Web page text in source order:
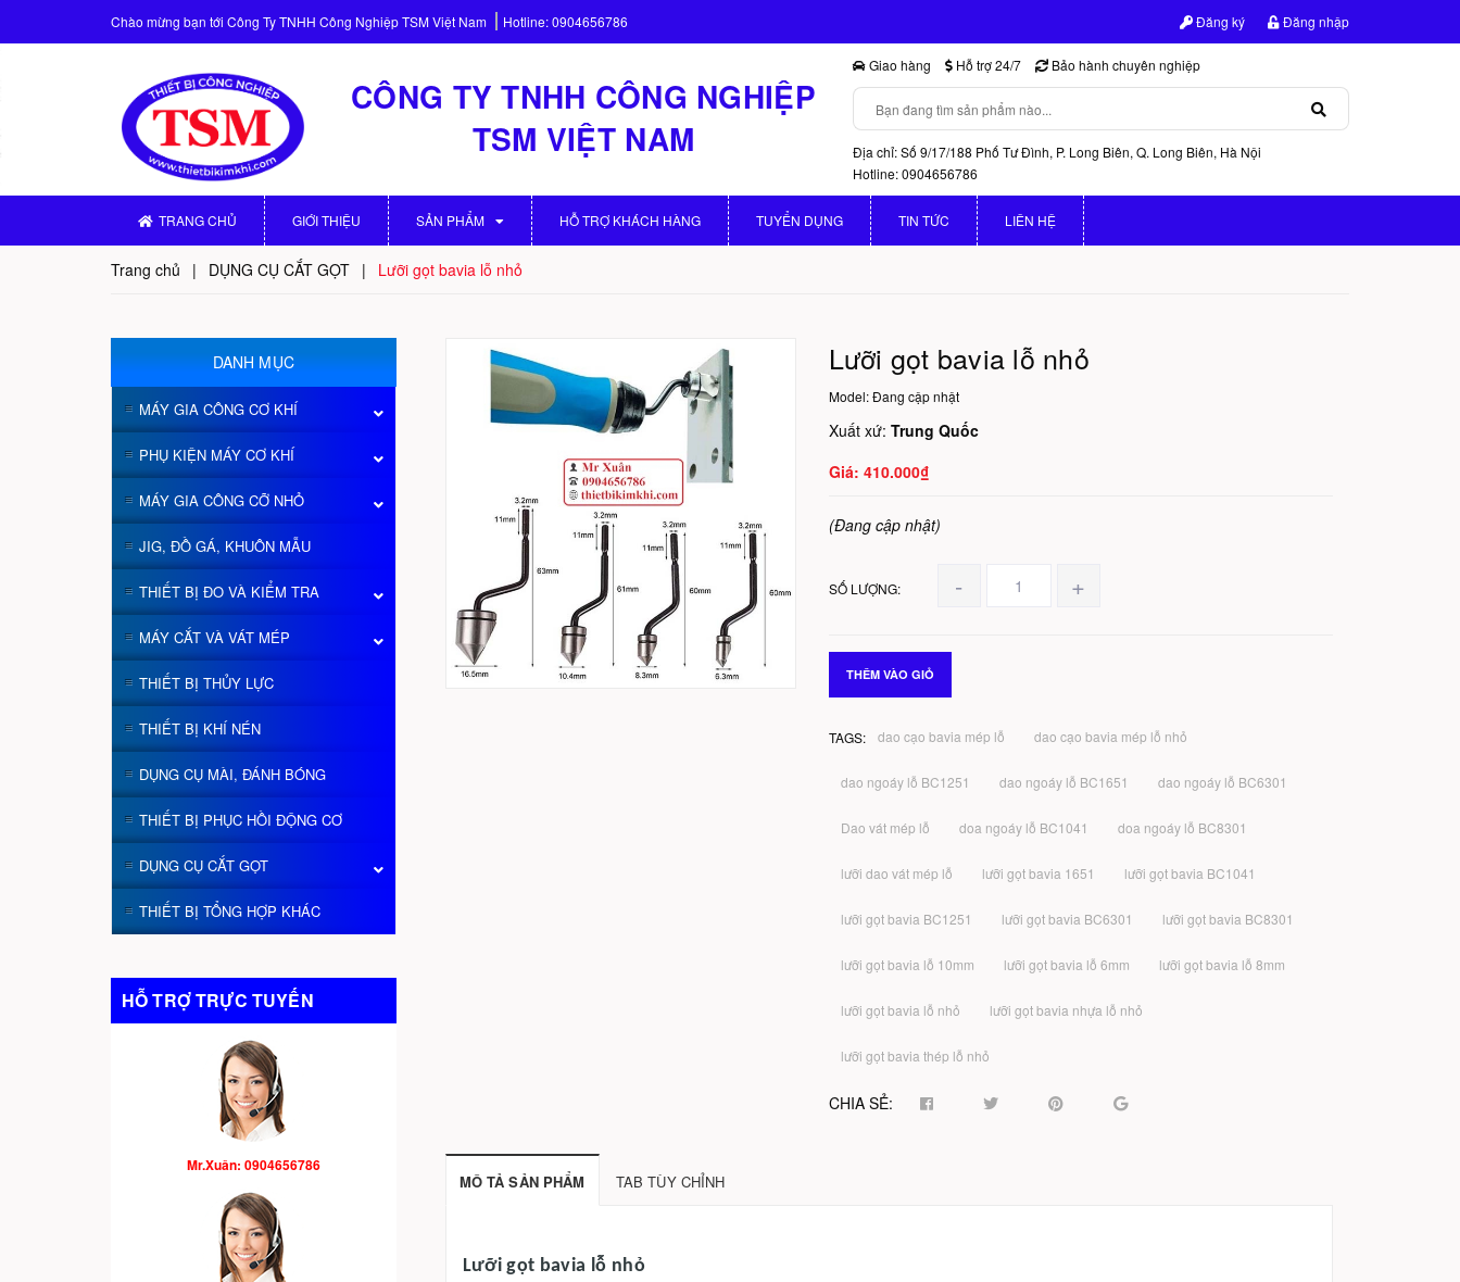
Chào mừng bạn tới Công Ty TNHH Công Nghiệp TSM Việt Nam Hotline:0904656786 Đăng ký Đăng nhập
CÔNG TY TNHH CÔNG NGHIỆP
TSM VIỆT NAM
Giao hàng Hỗ trợ 24/7 Bảo hành chuyên nghiệp
Địa chỉ: Số 9/17/188 Phố Tư Đình, P. Long Biên, Q. Long Biên, Hà Nội
Hotline: 0904656786
TRANG CHỦ GIỚI THIỆU SẢN PHẨM HỖ TRỢ KHÁCH HÀNG TUYỂN DỤNG TIN TỨC LIÊN HỆ
Trang chủ | DỤNG CỤ CẮT GỌT | Lưỡi gọt bavia lỗ nhỏ
DANH MỤC
MÁY GIA CÔNG CƠ KHÍ
PHỤ KIỆN MÁY CƠ KHÍ
MÁY GIA CÔNG CỠ NHỎ
JIG, ĐỒ GÁ, KHUÔN MẪU
THIẾT BỊ ĐO VÀ KIỂM TRA
MÁY CẮT VÀ VÁT MÉP
THIẾT BỊ THỦY LỰC
THIẾT BỊ KHÍ NÉN
DỤNG CỤ MÀI, ĐÁNH BÓNG
THIẾT BỊ PHỤC HỒI ĐỘNG CƠ
DỤNG CỤ CẮT GỌT
THIẾT BỊ TỔNG HỢP KHÁC
HỖ TRỢ TRỰC TUYẾN
Mr.Xuân: 0904656786
Lưỡi gọt bavia lỗ nhỏ
Model:Đang cập nhật
Xuất xứ: Trung Quốc
410.000₫
(Đang cập nhật)
SỐ LƯỢNG: - +
THÊM VÀO GIỎ
TAGS: dao cạo bavia mép lỗ dao cạo bavia mép lỗ nhỏ
dao ngoáy lỗ BC1251 dao ngoáy lỗ BC1651 dao ngoáy lỗ BC6301
Dao vát mép lỗ doa ngoáy lỗ BC1041 doa ngoáy lỗ BC8301
lưỡi dao vát mép lỗ lưỡi gọt bavia 1651 lưỡi gọt bavia BC1041
lưỡi gọt bavia BC1251 lưỡi gọt bavia BC6301 lưỡi gọt bavia BC8301
lưỡi gọt bavia lỗ 10mm lưỡi gọt bavia lỗ 6mm lưỡi gọt bavia lỗ 8mm
lưỡi gọt bavia lỗ nhỏ lưỡi gọt bavia nhựa lỗ nhỏ
lưỡi gọt bavia thép lỗ nhỏ
CHIA SẺ:
MÔ TẢ SẢN PHẨM TAB TÙY CHỈNH
Lưỡi gọt bavia lỗ nhỏ